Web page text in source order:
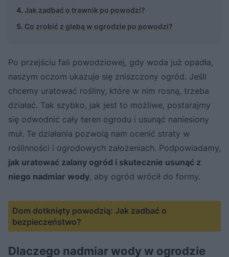
Jak zadbać o trawnik po powodzi?
Co zrobić z glebą w ogrodzie po powodzi?
Po przejściu fali powodziowej, gdy woda już opadła,
naszym oczom ukazuje się zniszczony ogród. Jeśli
chcemy uratować rośliny, które w nim rosną, trzeba
działać. Tak szybko, jak jest to możliwe, postarajmy
się odwodnić cały teren ogrodu i usunąć naniesiony
muł. Te działania pozwolą nam ocenić straty w
roślinności i ogrodowych założeniach. Podpowiadamy,
jak uratować zalany ogród i skutecznie usunąć z
niego nadmiar wody, aby ogród wrócił do formy.
Dom dotknięty powodzią: Jak zadbać o
bezpieczeństwo?
Dlaczego nadmiar wody w ogrodzie